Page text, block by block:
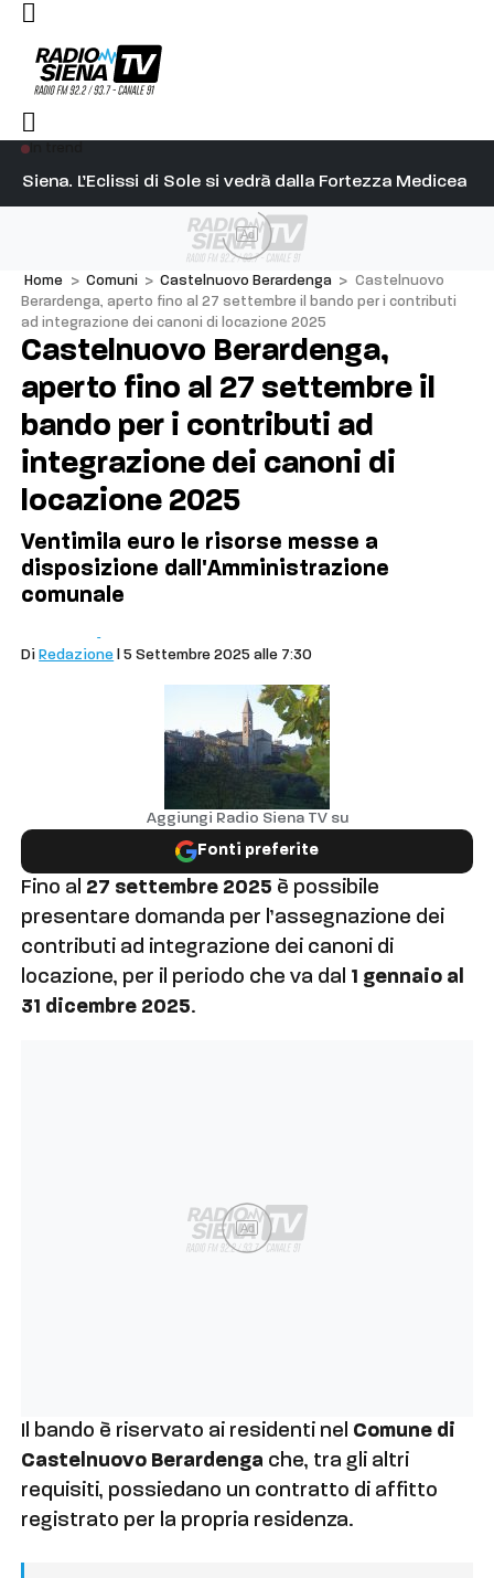
Siena. L’Eclissi di Sole si vedrà dalla Fortezza Medicea
su Diosu sono state poco corrette”
Ad
Home > Comuni > Castelnuovo Berardenga > Castelnuovo
Berardenga, aperto fino al 27 settembre il bando per i contributi
ad integrazione dei canoni di locazione 2025
Castelnuovo Berardenga,
aperto fino al 27 settembre il
bando per i contributi ad
integrazione dei canoni di
locazione 2025
Ventimila euro le risorse messe a
disposizione dall'Amministrazione
comunale
Di Redazione | 5 Settembre 2025 alle 7:30
Aggiungi Radio Siena TV su
Fonti preferite
Fino al 27 settembre 2025 è possibile
presentare domanda per l’assegnazione dei
contributi ad integrazione dei canoni di
locazione, per il periodo che va dal 1 gennaio al
31 dicembre 2025.
Ad
Il bando è riservato ai residenti nel Comune di
Castelnuovo Berardenga che, tra gli altri
requisiti, possiedano un contratto di affitto
registrato per la propria residenza.